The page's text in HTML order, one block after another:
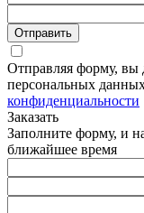
Отправить
Отправляя форму, вы
персональных
конфиденциальности
Заказать
Заполните форму, и
ближайшее время